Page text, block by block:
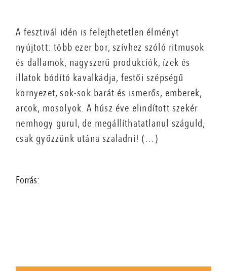
A fesztivál idén is felejthetetlen élményt
nyújtott: több ezer bor, szívhez szóló ritmusok
és dallamok, nagyszerű produkciók, ízek és
illatok bódító kavalkádja, festői szépségű
környezet, sok-sok barát és ismerős, emberek,
arcok, mosolyok. A húsz éve elindított szekér
nemhogy gurul, de megállíthatatlanul száguld,
csak győzzünk utána szaladni! (…)
Forrás: